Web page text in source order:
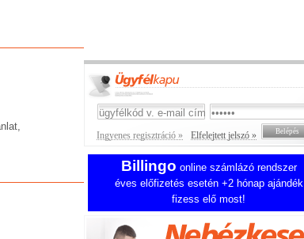
Ingyenes regisztráció » Elfelejtett jelszó »
Billingo online számlázó rendszer
éves előfizetés esetén +2 hónap ajándék
fizess elő most!